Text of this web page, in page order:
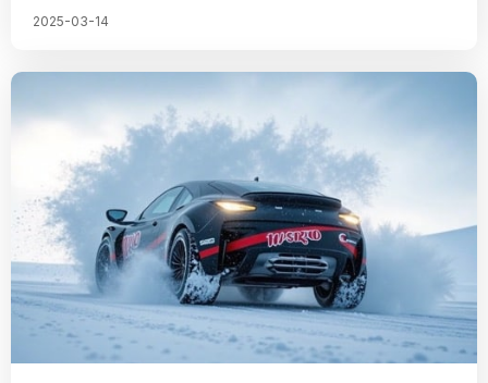
condiciones de funcionamiento de varios componentes, y
son las piezas centrales del equipo de almacenamiento
de energía para un funcionamiento seguro y eficiente. El
nivel de fabricación de estos conectores influye
directamente en la seguridad y eficiencia del
funcionamiento del equipo de almacenamiento de
energía.
2025-03-14